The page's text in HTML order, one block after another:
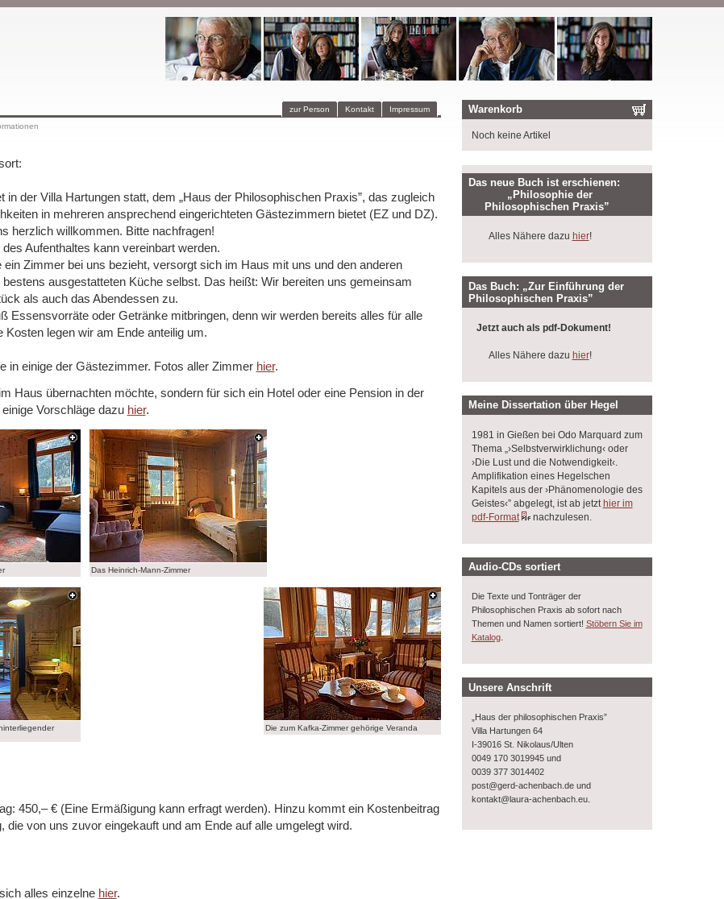
Impressum
Kontakt
zur Person
in der Villa Hartungen statt, dem „Haus der Philosophischen Praxis”, das zugleich
in mehreren ansprechend eingerichteten Gästezimmern bietet (EZ und DZ).
herzlich willkommen. Bitte nachfragen!
des Aufenthaltes kann vereinbart werden.
ein Zimmer bei uns bezieht, versorgt sich im Haus mit uns und den anderen
bestens ausgestatteten Küche selbst. Das heißt: Wir bereiten uns gemeinsam
als auch das Abendessen zu.
Essensvorräte oder Getränke mitbringen, denn wir werden bereits alles für alle
Kosten legen wir am Ende anteilig um.
in einige der Gästezimmer. Fotos aller Zimmer hier.
Haus übernachten möchte, sondern für sich ein Hotel oder eine Pension in der
Vorschläge dazu hier.
Das Heinrich-Mann-Zimmer
Die zum Kafka-Zimmer gehörige Veranda
450,– € (Eine Ermäßigung kann erfragt werden). Hinzu kommt ein Kostenbeitrag
die von uns zuvor eingekauft und am Ende auf alle umgelegt wird.
alles einzelne hier.
Warenkorb
Noch keine Artikel
Das neue Buch ist erschienen:
„Philosophie der
Philosophischen Praxis”
Alles Nähere dazu hier!
Das Buch: „Zur Einführung der
Philosophischen Praxis”
Jetzt auch als pdf-Dokument!
Alles Nähere dazu hier!
Meine Dissertation über Hegel
1981 in Gießen bei Odo Marquard zum
Thema „›Selbstverwirklichung‹ oder
›Die Lust und die Notwendigkeit‹.
Amplifikation eines Hegelschen
Kapitels aus der ›Phänomenologie des
Geistes‹” abgelegt, ist ab jetzt hier im
pdf-Format
nachzulesen.
Audio-CDs sortiert
Die Texte und Tonträger der
Philosophischen Praxis ab sofort nach
Themen und Namen sortiert! Stöbern Sie im
Katalog.
Unsere Anschrift
„Haus der philosophischen Praxis”
Villa Hartungen 64
I-39016 St. Nikolaus/Ulten
0049 170 3019945 und
0039 377 3014402
post@gerd-achenbach.de und
kontakt@laura-achenbach.eu.